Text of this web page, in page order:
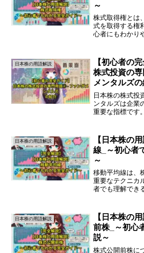
～
株式取得権とは
式を取得する権
心者にもわかり
営陣に対して
持つことで、将
日本株の用語解説
【初心者の
株式投資の
メンタルズ
日本株の株式投
ンタルズは企業
重要な指標です
ァンダメンタル
ズとは、企業の
日本株の用語解説
【日本株の
線_～初心者
～
移動平均線は、
重要なテクニカ
者でも理解でき
の期間における
グラフにプロッ
日本株の用語解説
【日本株の
前株_～初心
説～
株式公開前株に